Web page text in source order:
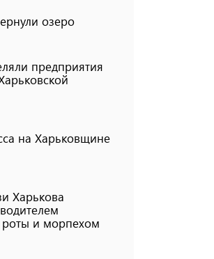
озеро
предприятия
на Харьковщине
Харькова
и морпехом